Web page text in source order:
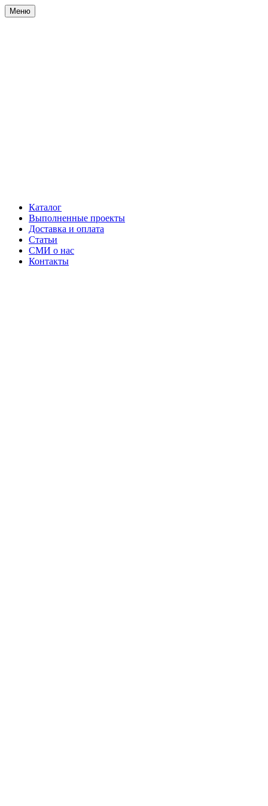
Меню
Каталог
Выполненные проекты
Доставка и оплата
Статьи
СМИ о нас
Контакты